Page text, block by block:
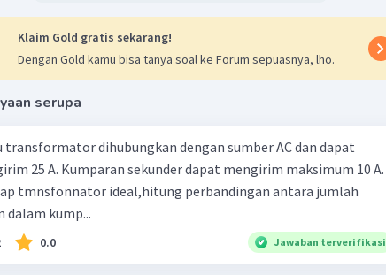
Klaim Gold gratis sekarang!
Dengan Gold kamu bisa tanya soal ke Forum sepuasnya, lho.
serupa
transformator dihubungkan dengan sumber AC dan dapat
25 A. Kumparan sekunder dapat mengirim maksimum 10 A.
tmnsfonnator ideal,hitung perbandingan antara jumlah
dalam kump...
0.0 Jawaban terverifikasi